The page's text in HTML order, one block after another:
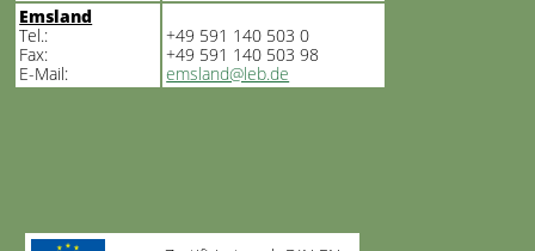
Emsland
Tel.:
Fax:
E-Mail:
+49 591 140 503 0
+49 591 140 503 98
emsland@leb.de